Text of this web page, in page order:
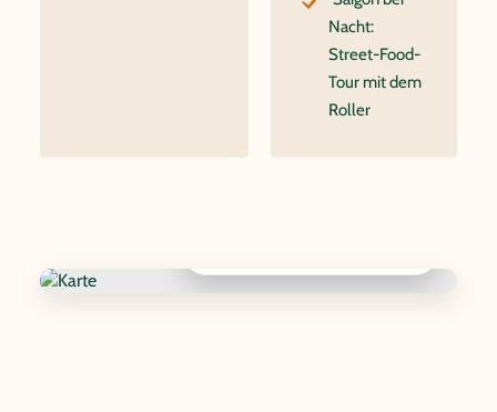
Nacht:
Street-Food-
Tour mit dem
Roller